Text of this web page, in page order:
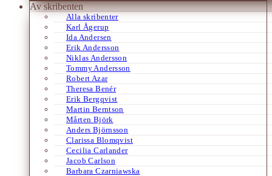
Av skribenten
Alla skribenter
Karl Ågerup
Ida Andersen
Erik Andersson
Niklas Andersson
Tommy Andersson
Robert Azar
Theresa Benér
Erik Bergqvist
Martin Berntson
Mårten Björk
Anders Björnsson
Clarissa Blomqvist
Cecilia Carlander
Jacob Carlson
Barbara Czarniawska